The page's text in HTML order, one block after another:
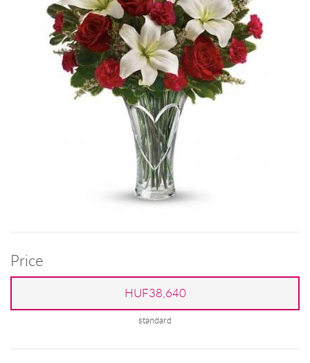
Price
HUF38,640
standard